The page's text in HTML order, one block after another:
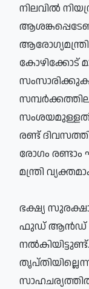
നിലവില്‍
കോഴിക്കോട്
രണ്ട്
രോഗം രണ്ടാം
മന്ത്രി
ഭക്ഷ്യ
ഫുഡ് ആന്‍ഡ്